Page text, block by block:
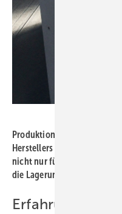
Produktion des
Herstellers sind fugenlos
nicht nur für Schüttgut, wie
die Lagerung von
Erfahrungen